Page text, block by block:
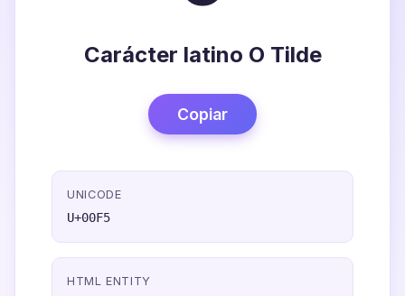
Carácter latino O Tilde
Copiar
UNICODE
U+00F5
HTML ENTITY